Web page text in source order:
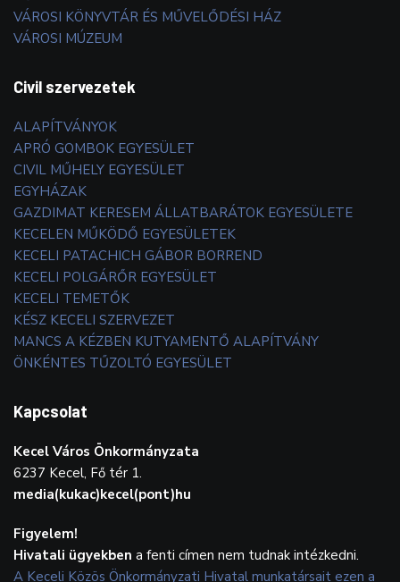
VÁROSI KÖNYVTÁR ÉS MŰVELŐDÉSI HÁZ
VÁROSI MÚZEUM
Civil szervezetek
ALAPÍTVÁNYOK
APRÓ GOMBOK EGYESÜLET
CIVIL MŰHELY EGYESÜLET
EGYHÁZAK
GAZDIMAT KERESEM ÁLLATBARÁTOK EGYESÜLETE
KECELEN MŰKÖDŐ EGYESÜLETEK
KECELI PATACHICH GÁBOR BORREND
KECELI POLGÁRŐR EGYESÜLET
KECELI TEMETŐK
KÉSZ KECELI SZERVEZET
MANCS A KÉZBEN KUTYAMENTŐ ALAPÍTVÁNY
ÖNKÉNTES TŰZOLTÓ EGYESÜLET
Kapcsolat
Kecel Város Önkormányzata
6237 Kecel, Fő tér 1.
media(kukac)kecel(pont)hu
Figyelem!
Hivatali ügyekben a fenti címen nem tudnak intézkedni.
A Keceli Közös Önkormányzati Hivatal munkatársait ezen a